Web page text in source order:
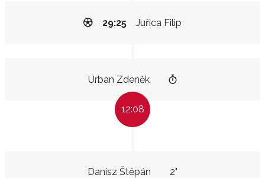
Juřica Filip
29:25
Urban Zdeněk
12:08
Danisz Štěpán 2"